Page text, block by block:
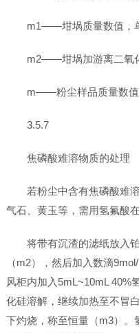
m1——坩埚质量数值，
m2——坩埚加游离二氧
m——粉尘样品质量数值
3.5.7
焦磷酸难溶物质的处理
若粉尘中含有焦磷酸难
气石、黄玉等，需用氢氟酸
将带有沉渣的滤纸放入
（m2），然后加入数滴
风柜内加入5mL~10mL 40%
化硅溶解，继续加热至不冒
下灼烧，称至恒量（m3）。